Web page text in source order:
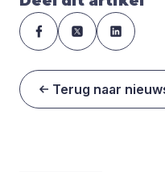
Terug naar